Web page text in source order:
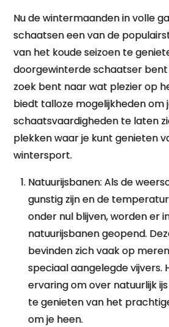
Nu de wintermaanden in volle
schaatsen een van de
van het koude seizoen te
doorgewinterde schaatser
zoek bent naar wat plezier op
biedt talloze mogelijkheden om
schaatsvaardigheden te laten
plekken waar je kunt genieten
wintersport.
Natuurijsbanen: Als de
gunstig zijn en de
onder nul blijven, worden er
natuurijsbanen geopend.
bevinden zich vaak op
speciaal aangelegde vijvers.
ervaring om over natuurlijk
te genieten van het
om je heen.